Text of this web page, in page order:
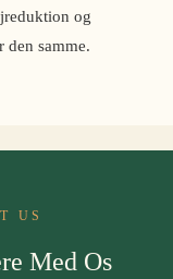
og
samme.
US
Med Os